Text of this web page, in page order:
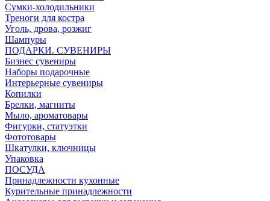
Сумки-холодильники
Треноги для костра
Уголь, дрова, розжиг
Шампуры
ПОДАРКИ. СУВЕНИРЫ
Бизнес сувениры
Наборы подарочные
Интерьерные сувениры
Копилки
Брелки, магниты
Мыло, ароматовары
Фигурки, статуэтки
Фототовары
Шкатулки, ключницы
Упаковка
ПОСУДА
Принадлежности кухонные
Курительные принадлежности